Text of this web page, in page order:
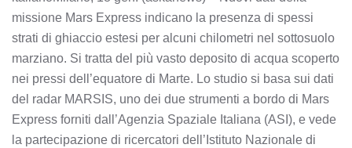
missione Mars Express indicano la presenza di spessi
strati di ghiaccio estesi per alcuni chilometri nel sottosuolo
marziano. Si tratta del più vasto deposito di acqua scoperto
nei pressi dell’equatore di Marte. Lo studio si basa sui dati
del radar MARSIS, uno dei due strumenti a bordo di Mars
Express forniti dall’Agenzia Spaziale Italiana (ASI), e vede
la partecipazione di ricercatori dell’Istituto Nazionale di